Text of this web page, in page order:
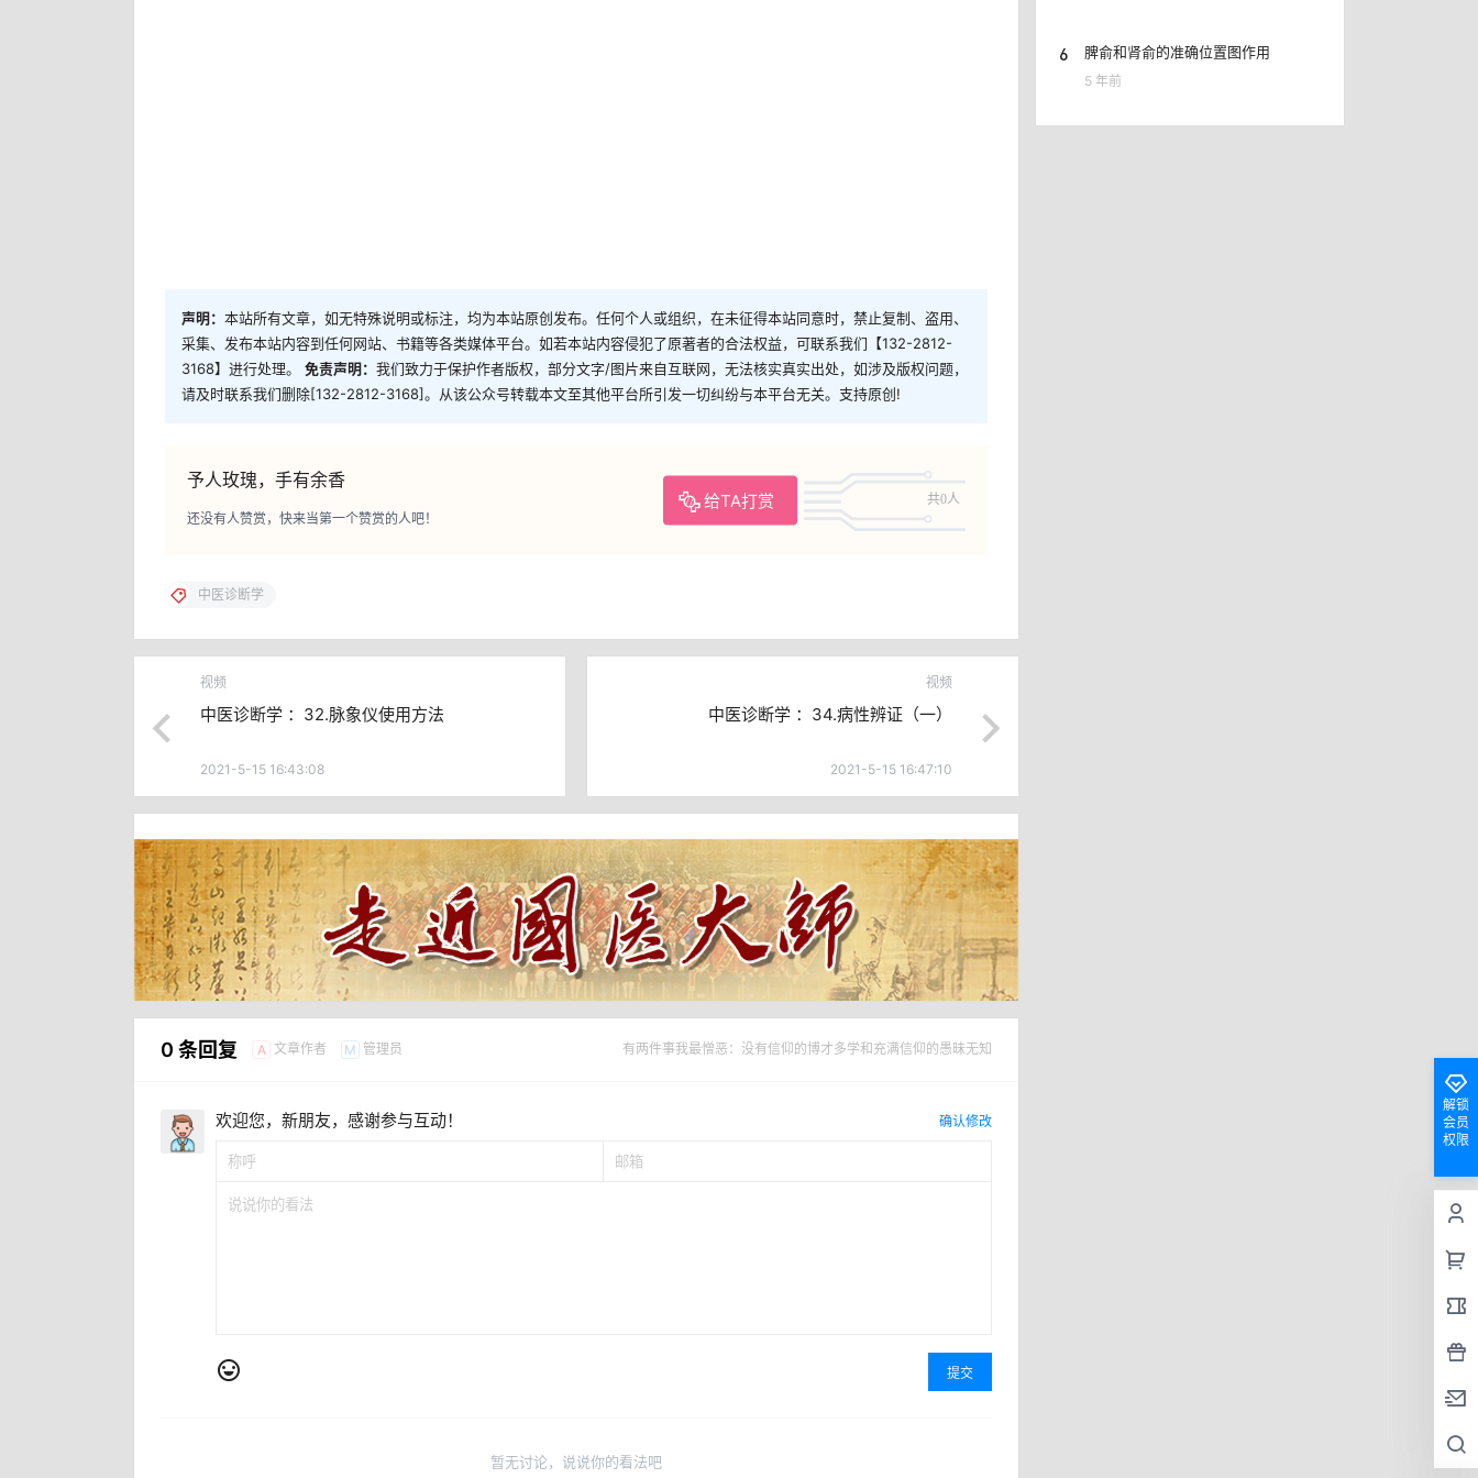
声明： 本站所有文章，如无特殊说明或标注，均为本站原创发布。任何个人或组织，在未征得本站同意时，禁止复制、盗用、
采集、发布本站内容到任何网站、书籍等各类媒体平台。如若本站内容侵犯了原著者的合法权益，可联系我们【132-2812-
3168】进行处理。 免责声明： 我们致力于保护作者版权，部分文字/图片来自互联网，无法核实真实出处，如涉及版权问题，
请及时联系我们删除[132-2812-3168]。从该公众号转载本文至其他平台所引发一切纠纷与本平台无关。支持原创!
予人玫瑰，手有余香
给TA打赏 共0人
还没有人赞赏，快来当第一个赞赏的人吧！
中医诊断学
视频
中医诊断学 ：32.脉象仪使用方法
2021-5-15 16:43:08
视频
中医诊断学 ：34.病性辨证（一）
2021-5-15 16:47:10
0 条回复 A 文章作者 M 管理员 有两件事我最憎恶：没有信仰的博才多学和充满信仰的愚昧无知
欢迎您，新朋友，感谢参与互动！ 确认修改
提交
暂无讨论，说说你的看法吧
6 脾俞和肾俞的准确位置图作用
5 年前
解锁
会员
权限